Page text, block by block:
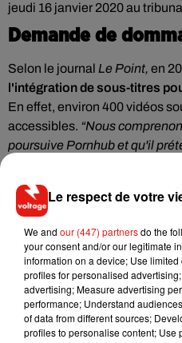
jeudi 16 janvier 2020 au
Demande de
Selon le journal Le Point, en
l'intégration de sous-titres
En effet, environ 400 vidéos
accessibles. “Nous
poursuive Pornhub et qu'il
côté les personnes sourdes
nous ne commentons
nous faisons l’objet, nous
réagi le site Pornhub, contacté
réclame à Pornhub que ce
versement de dommages et
été communiqué.
Le respect de votre
We and our (447) partnersdo the
your consent and/or our legitimate
information on a device; Use
profiles for personalised
advertising; Measure advertising
performance; Understand
of data from different sources;
profiles to personalise content; Use